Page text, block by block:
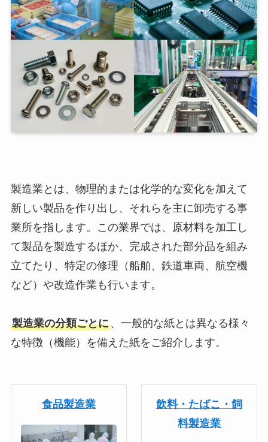
製造業とは、物理的または化学的な変化を加えて
新しい製品を作り出し、それらを主に卸売する事
業所を指します。この業界では、原材料を加工し
て製品を製造するほか、完成された部分品を組み
立てたり、特定の修理（船舶、鉄道車両、航空機
など）や改造作業も行います。
製造業の分類ごとに、一般的な紙とは異なる様々
な特徴（機能）を備えた紙をご紹介します。
食品製造業
飲料・たばこ・飼
料製造業